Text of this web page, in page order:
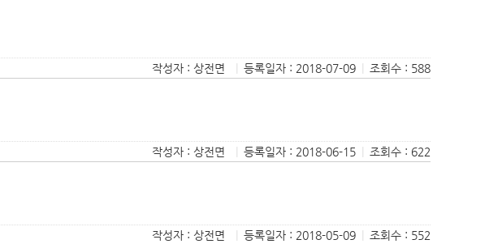
작성자 : 상전면
등록일자 : 2018-07-09 조회수 : 588
작성자 : 상전면
| 등록일자 : 2018-06-15 | 조회수 : 622
작성자 : 상전면
| 등록일자 : 2018-05-09 | 조회수 : 552